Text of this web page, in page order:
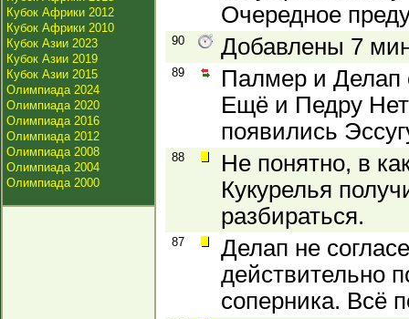
Кубок Африки 2012
Кубок Африки 2010
Кубок Азии 2023
Кубок Азии 2019
Кубок Азии 2015
Олимпиада 2024
Олимпиада 2020
Олимпиада 2016
Олимпиада 2012
Олимпиада 2008
Олимпиада 2004
Олимпиада 2000
Очередное
90 Добавлены 7
89
Палмер и Делап
Ещё и Педру
появились
88
Не понятно, в
Кукурелья
разбираться.
87
Делап не
действительно
соперника. Всё